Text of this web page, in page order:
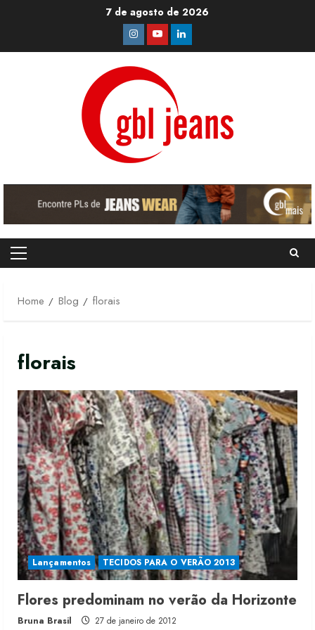
7 de agosto de 2026
Instagram
YoutubeLinkedin
Primary
Home
Blog florais
florais
Lançamentos TECIDOS PARA O VERÃO 2013
Flores predominam no verão da Horizonte
Bruna Brasil 27 de janeiro de 2012
Renata Caixeta assume Movimento
Sou de Algodão
5 de agosto de 2026